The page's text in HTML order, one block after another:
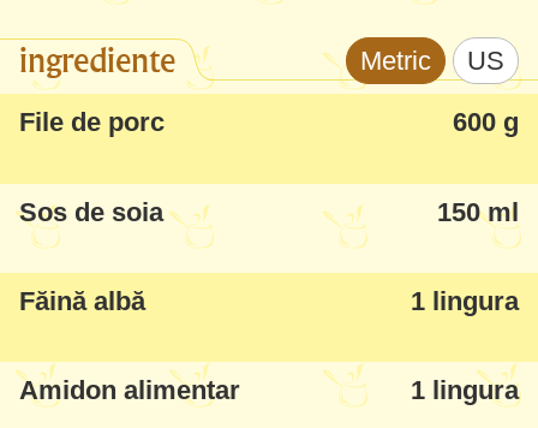
chef și timp, am găsit într-o carte rețeta
asta și repede am încercat-o. Deci, ce-i
făcut cu mâna ta, după o rețetă bună, cu
ingrediente sigure - și poftim un rezultat
foarte, foarte delicios și deosebit.
Chiar vă recomand să încercați, deși am
de preparare, rezultatul a întrecut mult
așteptările - și ale mele și ale soțului....
ingrediente Metric US
File de porc 600 g
Sos de soia 150 ml
Făină albă 1 lingura
Amidon alimentar 1 lingura